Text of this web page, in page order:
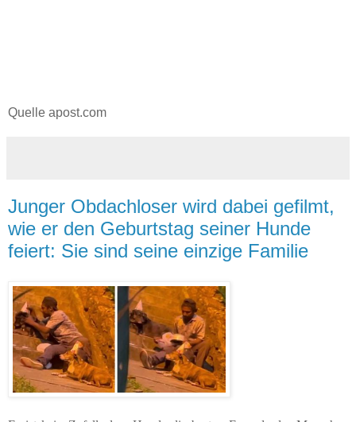
Quelle apost.com
Junger Obdachloser wird dabei gefilmt,
wie er den Geburtstag seiner Hunde
feiert: Sie sind seine einzige Familie